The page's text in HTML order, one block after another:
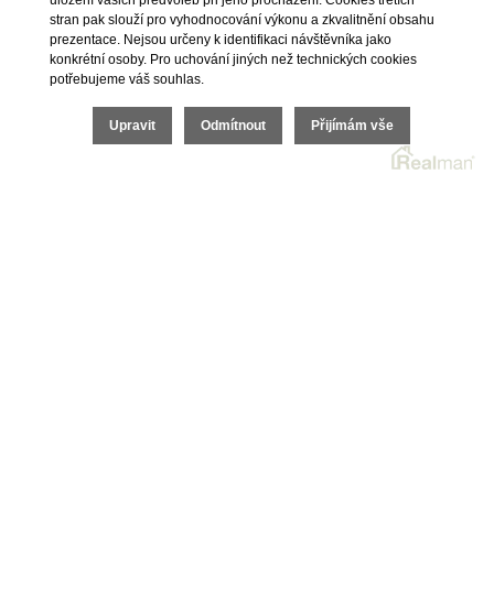
Kanceláře
Obchody
Úschovy kupních cen
Právní servis
Pojištění
stran pak slouží pro vyhodnocování výkonu a zkvalitnění obsahu
prezentace. Nejsou určeny k identifikaci návštěvníka jako
konkrétní osoby. Pro uchování jiných než technických cookies
potřebujeme váš souhlas.
Upravit Odmítnout Přijímám vše